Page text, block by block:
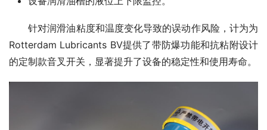
针对润滑油粘度和温度变化导致的误动作风险，计为为
Rotterdam Lubricants BV提供了带防爆功能和抗粘附设计
的定制款音叉开关，显著提升了设备的稳定性和使用寿命。